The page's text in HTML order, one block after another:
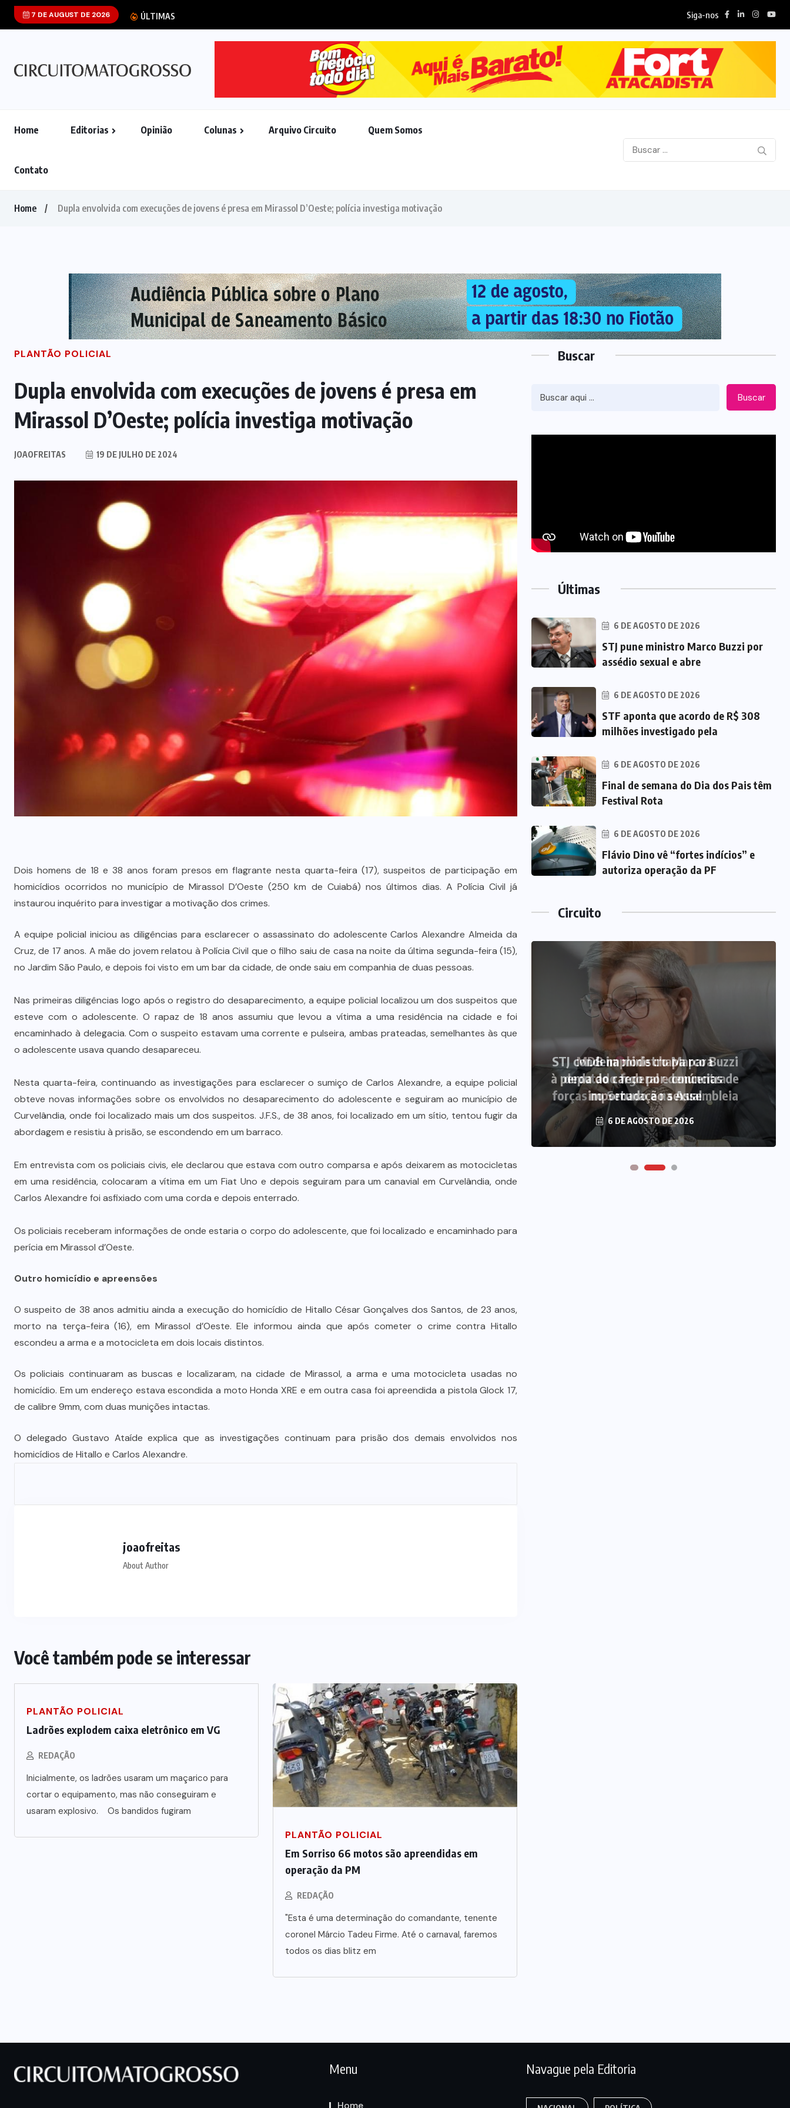
7 DE AUGUST DE 2026 ÚLTIMAS Siga-nos
Home Editorias Opinião Colunas Arquivo Circuito Quem Somos
Contato
Home Dupla envolvida com execuções de jovens é presa em Mirassol D’Oeste; polícia investiga motivação
PLANTÃO POLICIAL
Dupla envolvida com execuções de jovens é presa em
Mirassol D’Oeste; polícia investiga motivação
JOAOFREITAS 19 DE JULHO DE 2024
Dois homens de 18 e 38 anos foram presos em flagrante nesta quarta-feira (17), suspeitos de participação em
homicídios ocorridos no município de Mirassol D’Oeste (250 km de Cuiabá) nos últimos dias. A Polícia Civil já
instaurou inquérito para investigar a motivação dos crimes.
A equipe policial iniciou as diligências para esclarecer o assassinato do adolescente Carlos Alexandre Almeida da
Cruz, de 17 anos. A mãe do jovem relatou à Polícia Civil que o filho saiu de casa na noite da última segunda-feira (15),
no Jardim São Paulo, e depois foi visto em um bar da cidade, de onde saiu em companhia de duas pessoas.
Nas primeiras diligências logo após o registro do desaparecimento, a equipe policial localizou um dos suspeitos que
esteve com o adolescente. O rapaz de 18 anos assumiu que levou a vítima a uma residência na cidade e foi
encaminhado à delegacia. Com o suspeito estavam uma corrente e pulseira, ambas prateadas, semelhantes às que
o adolescente usava quando desapareceu.
Nesta quarta-feira, continuando as investigações para esclarecer o sumiço de Carlos Alexandre, a equipe policial
obteve novas informações sobre os envolvidos no desaparecimento do adolescente e seguiram ao município de
Curvelândia, onde foi localizado mais um dos suspeitos. J.F.S., de 38 anos, foi localizado em um sítio, tentou fugir da
abordagem e resistiu à prisão, se escondendo em um barraco.
Em entrevista com os policiais civis, ele declarou que estava com outro comparsa e após deixarem as motocicletas
em uma residência, colocaram a vítima em um Fiat Uno e depois seguiram para um canavial em Curvelândia, onde
Carlos Alexandre foi asfixiado com uma corda e depois enterrado.
Os policiais receberam informações de onde estaria o corpo do adolescente, que foi localizado e encaminhado para
perícia em Mirassol d’Oeste.
Outro homicídio e apreensões
O suspeito de 38 anos admitiu ainda a execução do homicídio de Hitallo César Gonçalves dos Santos, de 23 anos,
morto na terça-feira (16), em Mirassol d’Oeste. Ele informou ainda que após cometer o crime contra Hitallo
escondeu a arma e a motocicleta em dois locais distintos.
Os policiais continuaram as buscas e localizaram, na cidade de Mirassol, a arma e uma motocicleta usadas no
homicídio. Em um endereço estava escondida a moto Honda XRE e em outra casa foi apreendida a pistola Glock 17,
de calibre 9mm, com duas munições intactas.
O delegado Gustavo Ataíde explica que as investigações continuam para prisão dos demais envolvidos nos
homicídios de Hitallo e Carlos Alexandre.
joaofreitas
About Author
Você também pode se interessar
PLANTÃO POLICIAL
Ladrões explodem caixa eletrônico em VG
REDAÇÃO
Inicialmente, os ladrões usaram um maçarico para
cortar o equipamento, mas não conseguiram e
usaram explosivo. Os bandidos fugiram
PLANTÃO POLICIAL
Em Sorriso 66 motos são apreendidas em
operação da PM
REDAÇÃO
"Esta é uma determinação do comandante, tenente
coronel Márcio Tadeu Firme. Até o carnaval, faremos
todos os dias blitz em
Buscar
Buscar
Últimas
6 DE AGOSTO DE 2026
STJ pune ministro Marco Buzzi por
assédio sexual e abre
6 DE AGOSTO DE 2026
STF aponta que acordo de R$ 308
milhões investigado pela
6 DE AGOSTO DE 2026
Final de semana do Dia dos Pais têm
Festival Rota
6 DE AGOSTO DE 2026
Flávio Dino vê “fortes indícios” e
autoriza operação da PF
Circuito
úteis de alimentação em Mato
Grosso, aponta levantamento
6 DE AGOSTO DE 2026
à perda do cargo por denúncias de
importunação sexual
6 DE AGOSTO DE 2026
MDB implode chapa para
deputado federal e concentra
forças no Senado e na Assembleia
6 DE AGOSTO DE 2026
Menu
Home
Navague pela Editoria